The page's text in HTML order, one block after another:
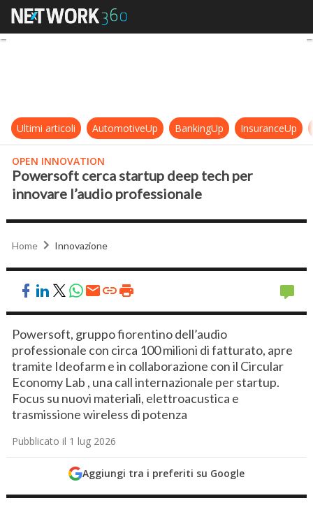
Powersoft cerca startup deep
Ultimi articoli AutomotiveUp BankingUp InsuranceUp
OPEN INNOVATION
Powersoft cerca startup deep tech per
innovare l’audio professionale
Home Innovazione
Powersoft, gruppo fiorentino dell’audio
professionale con circa 100 milioni di fatturato, apre
tramite Ideofarm e in collaborazione con il Circular
Economy Lab , una call internazionale per startup.
Focus su nuovi materiali, elettroacustica e
trasmissione wireless di potenza
Pubblicato il 1 lug 2026
Aggiungi tra i preferiti su Google